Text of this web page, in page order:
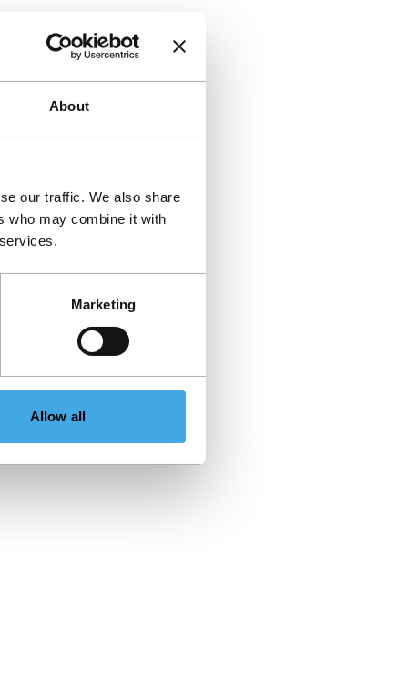
About
our traffic. We also share
who may combine it with
Marketing
Allow all